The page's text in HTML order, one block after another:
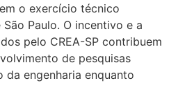
o exercício técnico
Paulo. O incentivo e a
pelo CREA-SP contribuem
de pesquisas
da engenharia enquanto